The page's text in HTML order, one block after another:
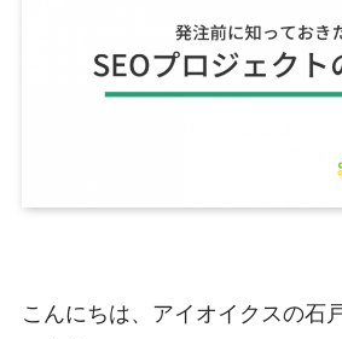
こんにちは、アイオイクスの石